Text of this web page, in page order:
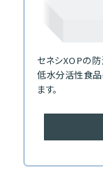
セネシXOPの防
低水分活性食
ます。